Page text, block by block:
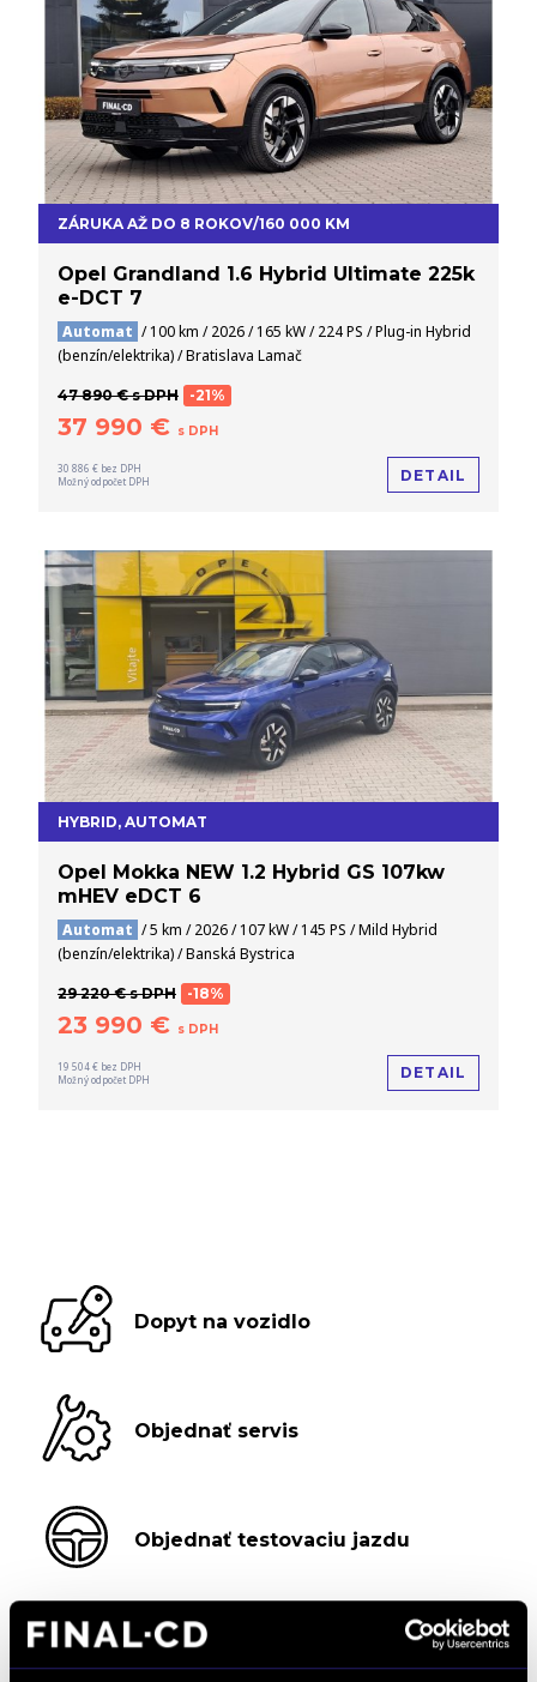
ZÁRUKA AŽ DO 8 ROKOV/160 000 KM
Opel Grandland 1.6 Hybrid Ultimate 225k
e-DCT 7
Automat / 100 km / 2026 / 165 kW / 224 PS / Plug-in Hybrid
(benzín/elektrika) / Bratislava Lamač
47 890 € s DPH -21%
37 990 € s DPH
30 886 € bez DPH
Možný odpočet DPH
DETAIL
HYBRID, AUTOMAT
Opel Mokka NEW 1.2 Hybrid GS 107kw
mHEV eDCT 6
Automat / 5 km / 2026 / 107 kW / 145 PS / Mild Hybrid
(benzín/elektrika) / Banská Bystrica
29 220 € s DPH -18%
23 990 € s DPH
19 504 € bez DPH
Možný odpočet DPH
DETAIL
Dopyt na vozidlo
Objednať servis
Objednať testovaciu jazdu
Objednať náhradný diel